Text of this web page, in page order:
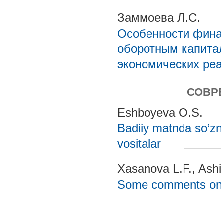
Заммоева Л.С.
Особенности
оборотным
экономических
Eshboyeva O.S.
Badiiy matnda
vositalar
Xasanova L.F.,
Some comments